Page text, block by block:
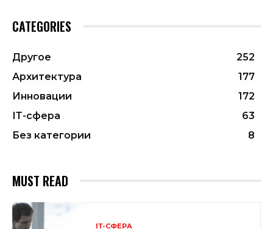
CATEGORIES
Другое
252
Архитектура
177
Инновации
172
ІТ-сфера
63
Без категории
8
MUST READ
ІТ-СФЕРА